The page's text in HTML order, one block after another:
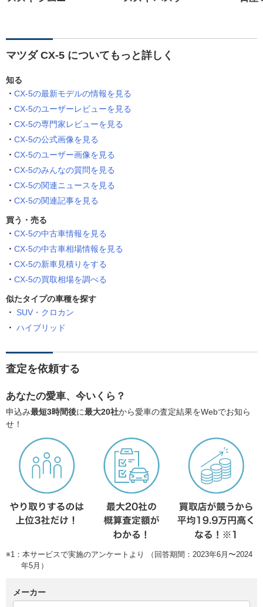
マツダ CX-5 についてもっと詳しく
知る
CX-5の最新モデルの情報を見る
CX-5のユーザーレビューを見る
CX-5の専門家レビューを見る
CX-5の公式画像を見る
CX-5のユーザー画像を見る
CX-5のみんなの質問を見る
CX-5の関連ニュースを見る
CX-5の関連記事を見る
買う・売る
CX-5の中古車情報を見る
CX-5の中古車相場情報を見る
CX-5の新車見積りをする
CX-5の買取相場を調べる
似たタイプの車種を探す
SUV・クロカン
ハイブリッド
査定を依頼する
あなたの愛車、今いくら？
申込み最短3時間後に最大20社から愛車の査定結果をWebでお知ら
せ！
※1：本サービスで実施のアンケートより （回答期間：2023年6月〜2024
年5月）
メーカー